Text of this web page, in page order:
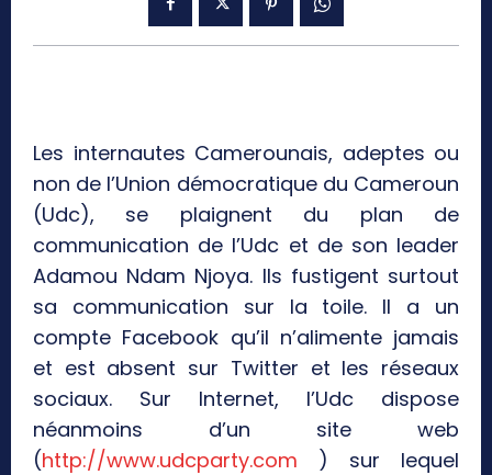
Les internautes Camerounais, adeptes ou
non de l’Union démocratique du Cameroun
(Udc), se plaignent du plan de
communication de l’Udc et de son leader
Adamou Ndam Njoya. Ils fustigent surtout
sa communication sur la toile. Il a un
compte Facebook qu’il n’alimente jamais
et est absent sur Twitter et les réseaux
sociaux. Sur Internet, l’Udc dispose
néanmoins d’un site web
(http://www.udcparty.com ) sur lequel